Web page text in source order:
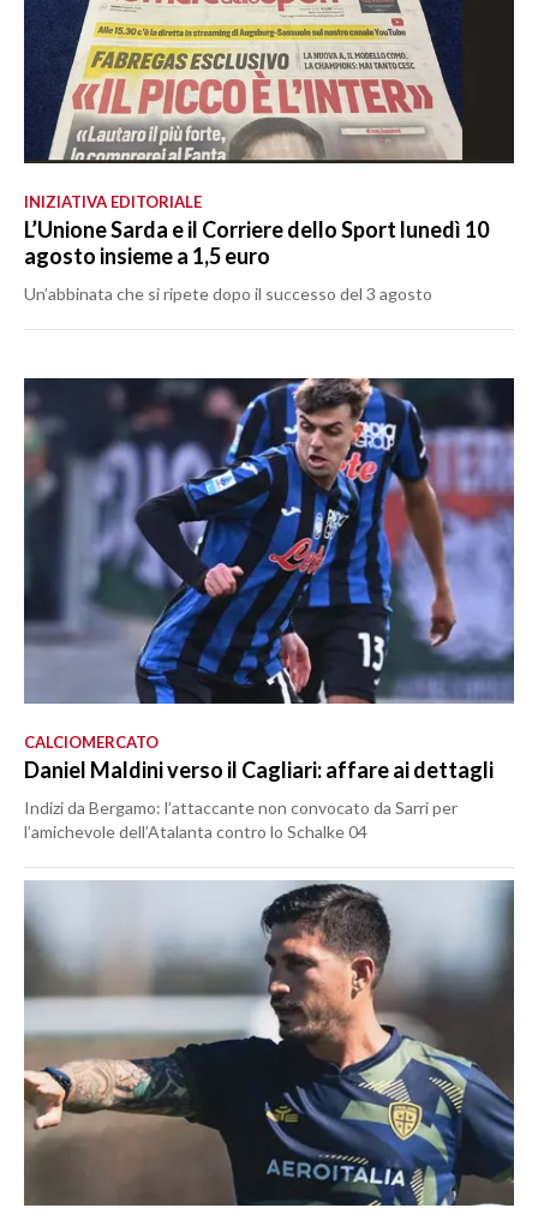
INIZIATIVA EDITORIALE
L’Unione Sarda e il Corriere dello Sport lunedì 10
agosto insieme a 1,5 euro
Un’abbinata che si ripete dopo il successo del 3 agosto
CALCIOMERCATO
Daniel Maldini verso il Cagliari: affare ai dettagli
Indizi da Bergamo: l’attaccante non convocato da Sarri per
l’amichevole dell’Atalanta contro lo Schalke 04